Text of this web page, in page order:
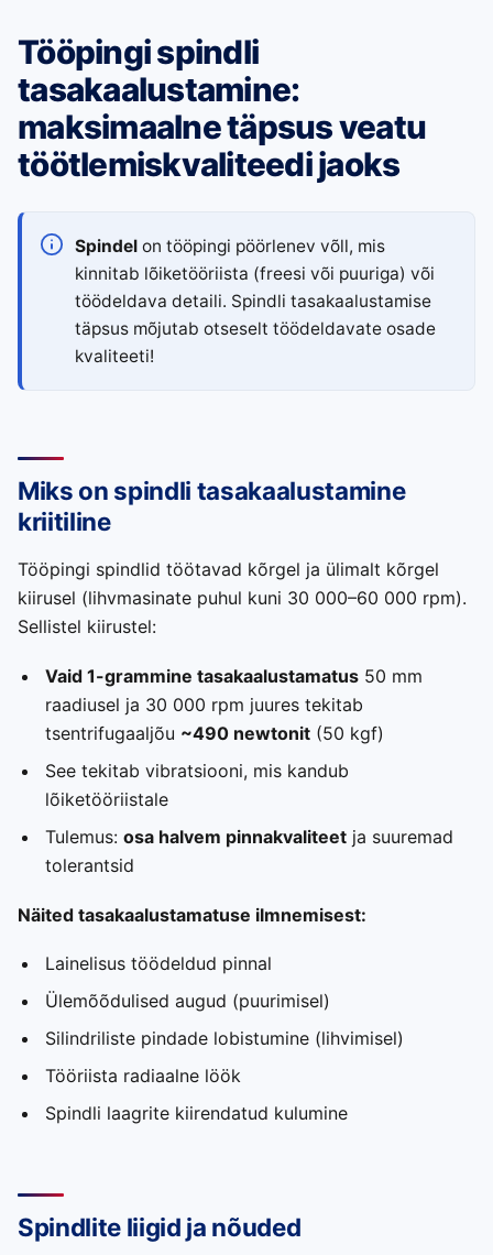
Tööpingi spindli
tasakaalustamine:
maksimaalne täpsus veatu
töötlemiskvaliteedi jaoks
Spindel on tööpingi pöörlenev võll, mis
kinnitab lõiketööriista (freesi või puuriga) või
töödeldava detaili. Spindli tasakaalustamise
täpsus mõjutab otseselt töödeldavate osade
kvaliteeti!
Miks on spindli tasakaalustamine
kriitiline
Tööpingi spindlid töötavad kõrgel ja ülimalt kõrgel
kiirusel (lihvmasinate puhul kuni 30 000–60 000 rpm).
Sellistel kiirustel:
Vaid 1-grammine tasakaalustamatus50 mm
raadiusel ja 30 000 rpm juures tekitab
tsentrifugaaljõu ~490 newtonit(50 kgf)
See tekitab vibratsiooni, mis kandub
lõiketööriistale
Tulemus: osa halvem pinnakvaliteetja suuremad
tolerantsid
Näited tasakaalustamatuse ilmnemisest:
Lainelisus töödeldud pinnal
Ülemõõdulised augud (puurimisel)
Silindriliste pindade lobistumine (lihvimisel)
Tööriista radiaalne löök
Spindli laagrite kiirendatud kulumine
Spindlite liigid ja nõuded